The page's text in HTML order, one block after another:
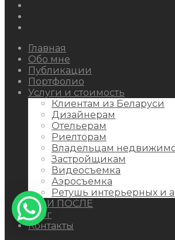
Главная
Обо мне
Публикации
Портфолио
Услуги и стоимость
Клиентам из Беларуси
Дизайнерам
Отельерам
Риелторам
Владельцам
Застройщикам
Видеосъемка
Аэросъемка
Ретушь интерьерных и
ДО И ПОСЛЕ
Блог
Контакты